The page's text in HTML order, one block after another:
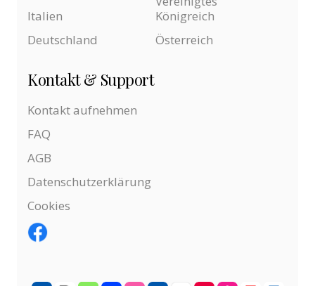
Italien
Deutschland
Königreich
Österreich
Kontakt & Support
Kontakt aufnehmen
FAQ
AGB
Datenschutzerklärung
Cookies